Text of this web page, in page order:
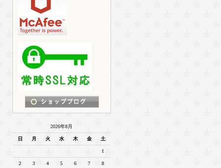
2026年8月
日 月 火 水 木 金 土
1
2 3 4 5 6 7 8